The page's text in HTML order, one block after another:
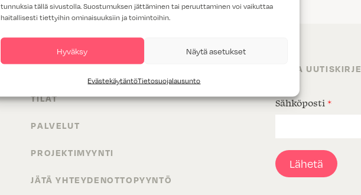
tunnuksia tällä sivustolla. Suostumuksen jättäminen tai peruuttaminen voi vaikuttaa
haitallisesti tiettyihin ominaisuuksiin ja toimintoihin.
Hyväksy Näytä asetukset
EvästekäytäntöTietosuojalausunto
TILAT
PALVELUT
PROJEKTIMYYNTI
JÄTÄ YHTEYDENOTTOPYYNTÖ
TILAA UUTISKIRJE
Sähköposti *
Lähetä